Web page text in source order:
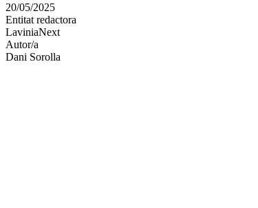
altres
xarxes
socials
20/05/2025
Entitat redactora
LaviniaNext
Autor/a
Dani Sorolla